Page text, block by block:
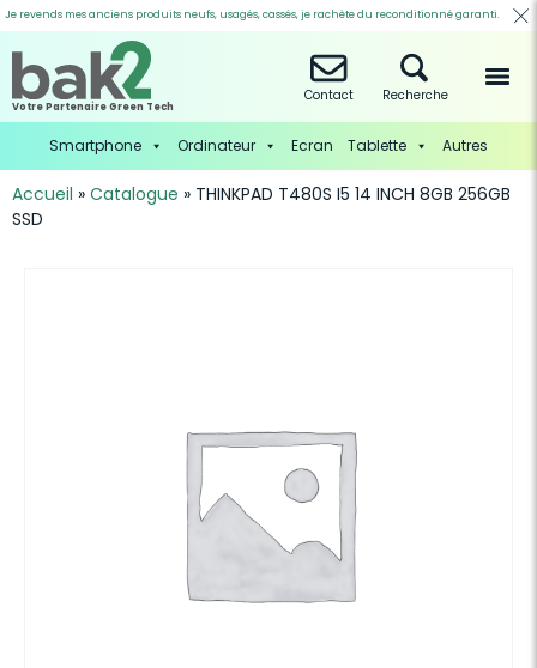
Je revends mes anciens produits neufs, usagés, cassés, je rachète du reconditionné garanti.
Votre Partenaire Green Tech
Contact Recherche
Smartphone Ordinateur Ecran Tablette Autres
Accueil » Catalogue » THINKPAD T480S I5 14 INCH 8GB 256GB
SSD